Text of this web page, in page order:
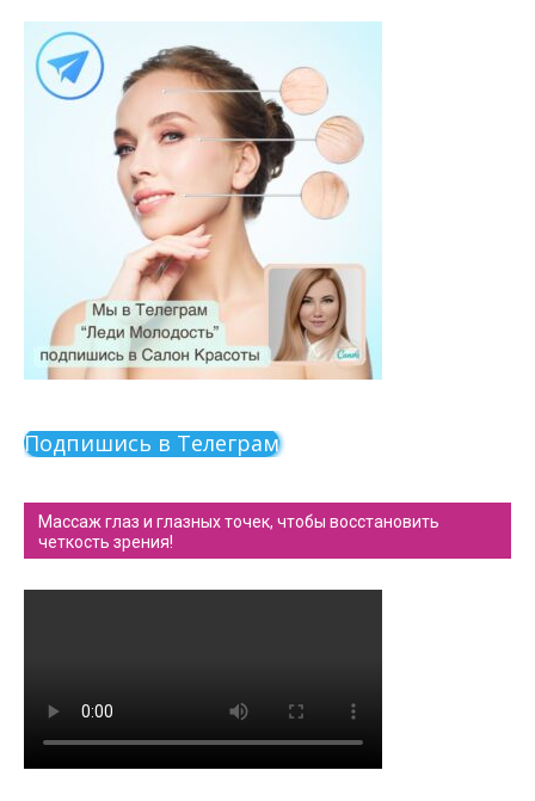
Подпишись в Телеграм
Массаж глаз и глазных точек, чтобы восстановить
четкость зрения!